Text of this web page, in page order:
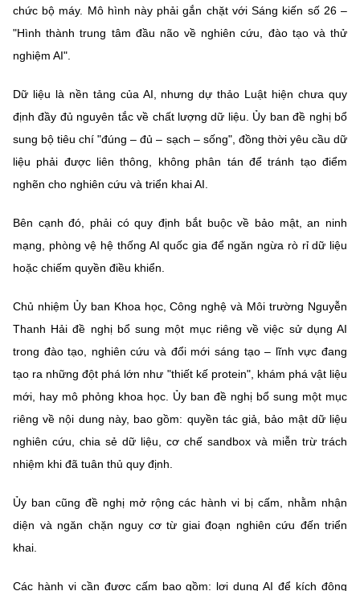
chức bộ máy. Mô hình này phải gắn chặt với Sáng kiến số 26 –
"Hình thành trung tâm đầu não về nghiên cứu, đào tạo và thử
nghiệm AI".
Dữ liệu là nền tảng của AI, nhưng dự thảo Luật hiện chưa quy
định đầy đủ nguyên tắc về chất lượng dữ liệu. Ủy ban đề nghị bổ
sung bộ tiêu chí "đúng – đủ – sạch – sống", đồng thời yêu cầu dữ
liệu phải được liên thông, không phân tán để tránh tạo điểm
nghẽn cho nghiên cứu và triển khai AI.
Bên cạnh đó, phải có quy định bắt buộc về bảo mật, an ninh
mạng, phòng vệ hệ thống AI quốc gia để ngăn ngừa rò rỉ dữ liệu
hoặc chiếm quyền điều khiển.
Chủ nhiệm Ủy ban Khoa học, Công nghệ và Môi trường Nguyễn
Thanh Hải đề nghị bổ sung một mục riêng về việc sử dụng AI
trong đào tạo, nghiên cứu và đổi mới sáng tạo – lĩnh vực đang
tạo ra những đột phá lớn như "thiết kế protein", khám phá vật liệu
mới, hay mô phỏng khoa học. Ủy ban đề nghị bổ sung một mục
riêng về nội dung này, bao gồm: quyền tác giả, bảo mật dữ liệu
nghiên cứu, chia sẻ dữ liệu, cơ chế sandbox và miễn trừ trách
nhiệm khi đã tuân thủ quy định.
Ủy ban cũng đề nghị mở rộng các hành vi bị cấm, nhằm nhận
diện và ngăn chặn nguy cơ từ giai đoạn nghiên cứu đến triển
khai.
Các hành vi cần được cấm bao gồm: lợi dụng AI để kích động